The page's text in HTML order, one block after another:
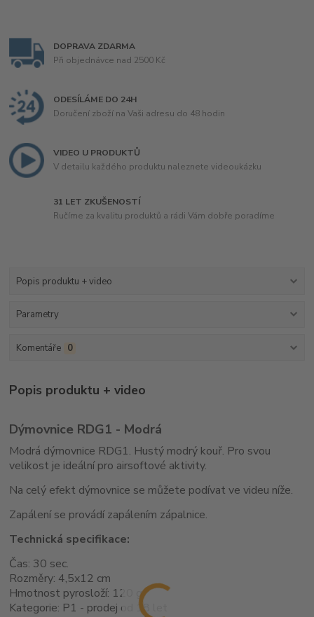
DOPRAVA ZDARMA
Při objednávce nad 2500 Kč
ODESÍLÁME DO 24H
Doručení zboží na Vaši adresu do 48 hodin
VIDEO U PRODUKTŮ
V detailu každého produktu naleznete videoukázku
31 LET ZKUŠENOSTÍ
Ručíme za kvalitu produktů a rádi Vám dobře poradíme
Popis produktu + video
Parametry
Komentáře 0
Popis produktu + video
Dýmovnice RDG1 - Modrá
Modrá dýmovnice RDG1. Hustý modrý kouř. Pro svou
velikost je ideální pro airsoftové aktivity.
Na celý efekt dýmovnice se můžete podívat ve videu níže.
Zapálení se provádí zapálením zápalnice.
Technická specifikace:
Čas: 30 sec.
Rozměry: 4,5x12 cm
Hmotnost pyrosloží: 120 g
Kategorie: P1 - prodej od 18 let